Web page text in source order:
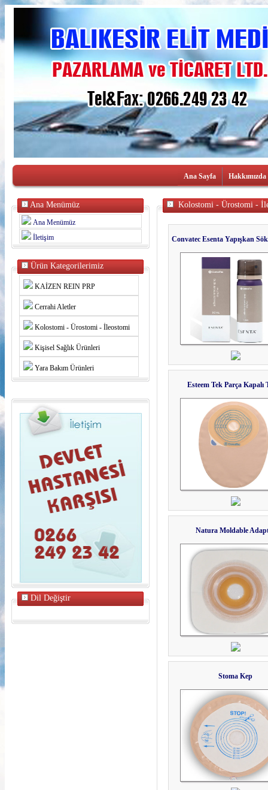
Ana Sayfa Hakkımızda
Ana Menümüz
Ana Menümüz
İletişim
Ürün Kategorilerimiz
KAİZEN REIN PRP
Cerrahi Aletler
Kolostomi - Ürostomi - İleostomi
Kişisel Sağlık Ürünleri
Yara Bakım Ürünleri
Dil Değiştir
Kolostomi - Ürostomi -
Convatec Esenta Yapışkan
Esteem Tek Parça Kapalı
Natura Moldable
Stoma Kep